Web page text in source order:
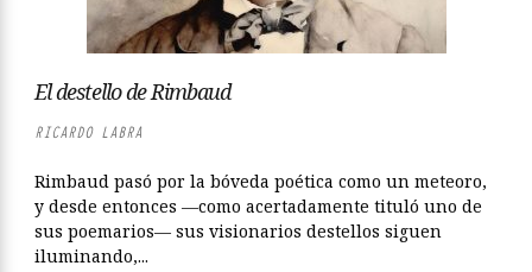
El destello de Rimbaud
RICARDO LABRA
Rimbaud pasó por la bóveda poética como un meteoro,
y desde entonces —como acertadamente tituló uno de
sus poemarios— sus visionarios destellos siguen
iluminando,...